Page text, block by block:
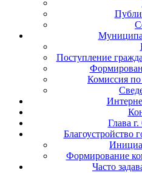
Поступление
Комиссия по
Глава
Благоустройство
Формирование
Часто